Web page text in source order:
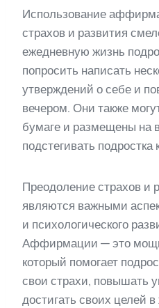
Использование
страхов и развития
ежедневную жизнь
попросить написать
утверждений о себе и
вечером. Они также
бумаге и размещены на
подстегивать подростка
Преодоление страхов и
являются важными
и психологического
Аффирмации — это
который помогает
свои страхи, повышать
достигать своих целей